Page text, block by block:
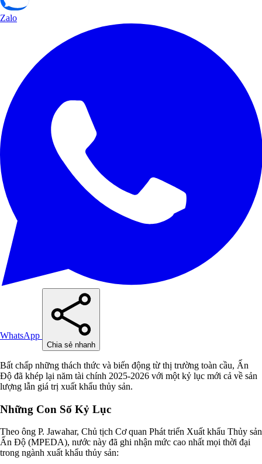
Zalo
WhatsApp
Chia sẻ nhanh
Bất chấp những thách thức và biến động từ thị trường toàn cầu, Ấn
Độ đã khép lại năm tài chính 2025-2026 với một kỷ lục mới cả về sản
lượng lẫn giá trị xuất khẩu thủy sản.
Những Con Số Kỷ Lục
Theo ông P. Jawahar, Chủ tịch Cơ quan Phát triển Xuất khẩu Thủy sản
Ấn Độ (MPEDA), nước này đã ghi nhận mức cao nhất mọi thời đại
trong ngành xuất khẩu thủy sản: